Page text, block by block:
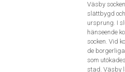
Väsby
slättbygd
ursprung. I
hänseende
socken. Vid
de
som
stad. Väsby